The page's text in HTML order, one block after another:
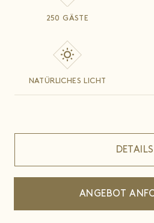
250 GÄSTE
NATÜRLICHES LICHT
DETAILS
ANGEBOT